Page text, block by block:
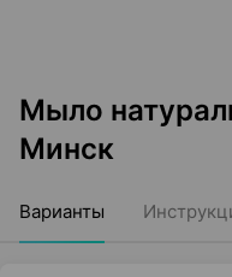
Мыло
Минск
Варианты